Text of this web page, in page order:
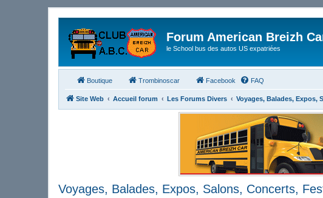
Forum American Breizh
le School bus des autos US expatriées
Boutique Trombinoscar Facebook FAQ
Site Web Accueil forum Les Forums Divers Voyages, Balades, Expos,
Voyages, Balades, Expos, Salons, Concerts,